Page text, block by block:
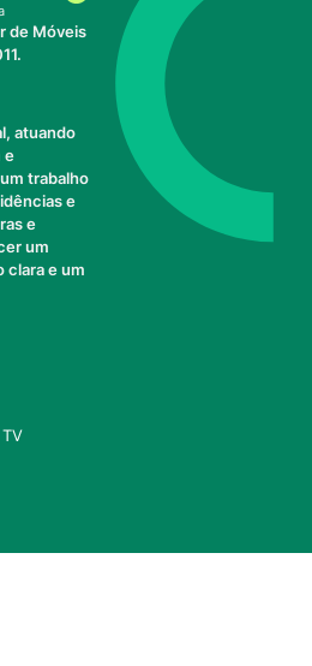
de Móveis
atuando
e
trabalho
e
e
um
clara e um